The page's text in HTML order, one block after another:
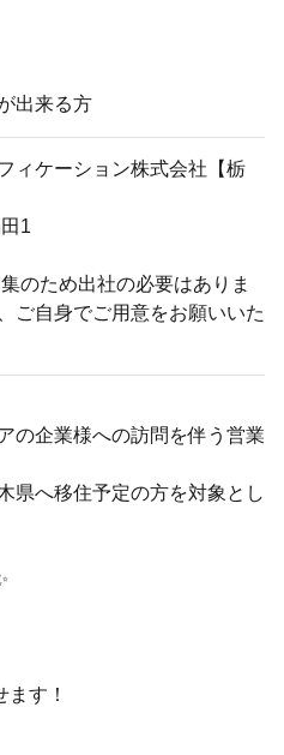
出来る方
ィケーション株式会社【栃
1
のため出社の必要はありま
ご自身でご用意をお願いいた
の企業様への訪問を伴う営業
県へ移住予定の方を対象とし
す！